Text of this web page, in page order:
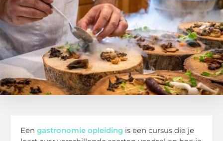
Eengastronomie opleiding is een cursus die je